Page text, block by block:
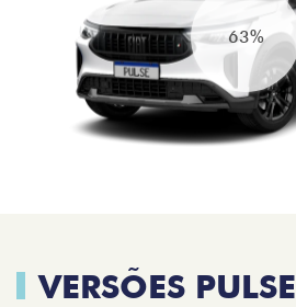
73%
VERSÕES PULSE